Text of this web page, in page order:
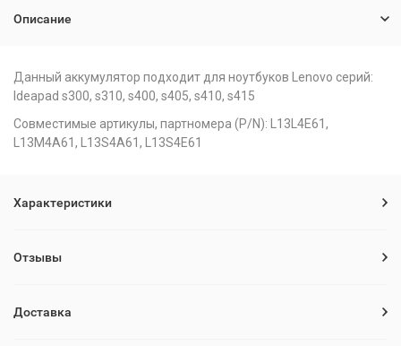
Описание
Данный аккумулятор подходит для ноутбуков Lenovo серий:
Ideapad s300, s310, s400, s405, s410, s415
Совместимые артикулы, партномера (P/N): L13L4E61,
L13M4A61, L13S4A61, L13S4E61
Характеристики
Отзывы
Доставка